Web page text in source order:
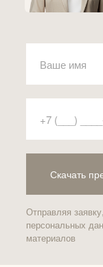
Скачать
Отправляя
персональных
материалов